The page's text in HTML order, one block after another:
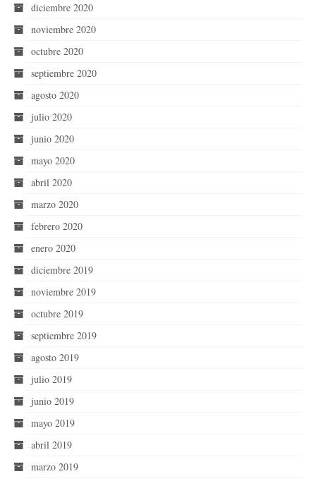
diciembre 2020
noviembre 2020
octubre 2020
septiembre 2020
agosto 2020
julio 2020
junio 2020
mayo 2020
abril 2020
marzo 2020
febrero 2020
enero 2020
diciembre 2019
noviembre 2019
octubre 2019
septiembre 2019
agosto 2019
julio 2019
junio 2019
mayo 2019
abril 2019
marzo 2019